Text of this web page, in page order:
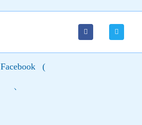
Facebook (
)